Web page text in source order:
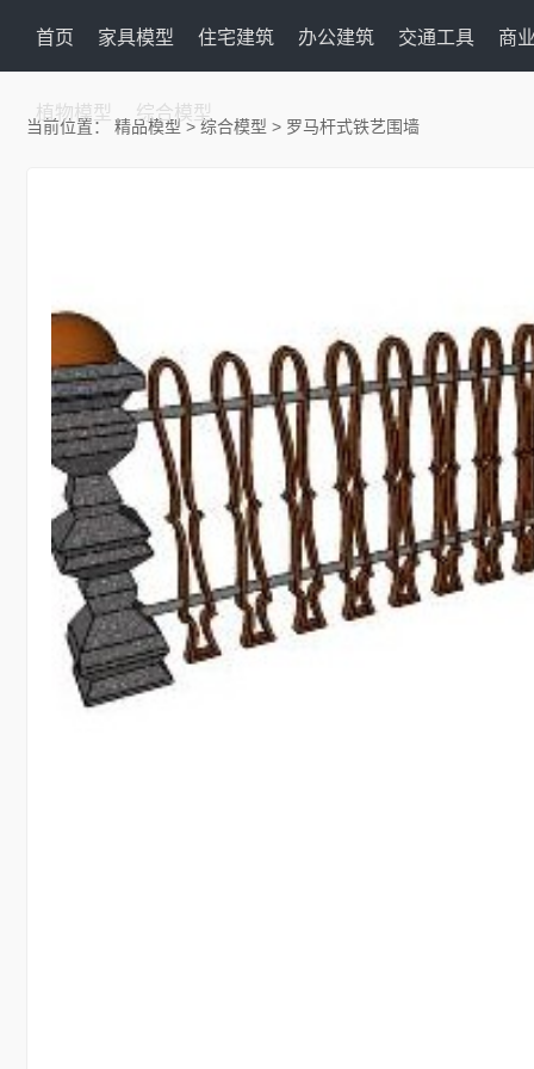
首页 家具模型 住宅建筑 办公建筑 交通工具 商
植物模型 综合模型
当前位置：精品模型>综合模型 > 罗马杆式铁艺围墙